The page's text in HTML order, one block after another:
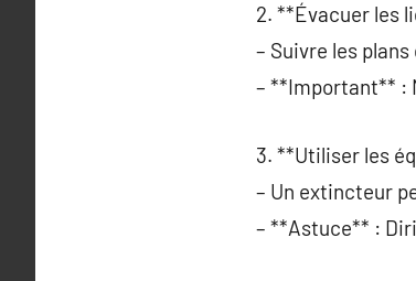
2. **Évacuer les
– Suivre les
– **Important** :
3. **Utiliser les
– Un extincteur
– **Astuce** :